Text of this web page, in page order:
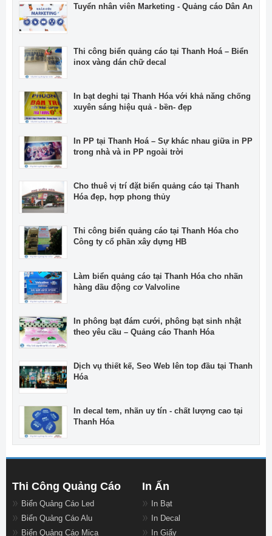
Tuyển nhân viên Marketing - Quảng cáo Dân An
Thi công biển quảng cáo tại Thanh Hoá – Biển
inox vàng dán chữ decal
In bạt deghi tại Thanh Hóa với khả năng chống
xuyên sáng hiệu quả - bền- đẹp
In PP tại Thanh Hoá – Sự khác nhau giữa in PP
trong nhà và in PP ngoài trời
Cho thuê vị trí đặt biển quảng cáo tại Thanh
Hóa đẹp, hợp phong thủy
Thi công biển quảng cáo tại Thanh Hóa cho
Công ty cổ phần xây dựng HB
Làm biển quảng cáo tại Thanh Hóa cho nhãn
hàng dầu động cơ Valvoline
In phông bạt đám cưới, phông bạt sinh nhật
theo yêu cầu – Quảng cáo Thanh Hóa
Dịch vụ thiết kế, Seo Web lên top đầu tại Thanh
Hóa
In decal tem, nhãn uy tín - chất lượng cao tại
Thanh Hóa
Thi Công Quảng Cáo
Biển Quảng Cáo Led
Biển Quảng Cáo Alu
Biển Quảng Cáo Mica
In Ấn
In Bạt
In Decal
In Giấy